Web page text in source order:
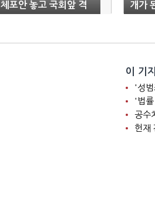
체포안 놓고 국회앞 격
돌
개가
솟아"
이 기
'성
'법
공수
헌재